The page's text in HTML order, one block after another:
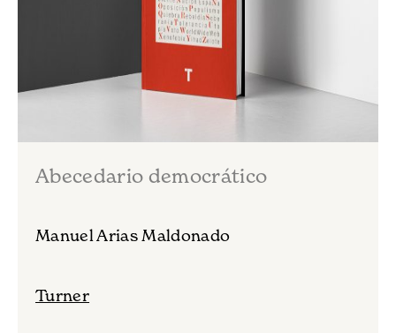
Abecedario democrático
Manuel Arias Maldonado
Turner